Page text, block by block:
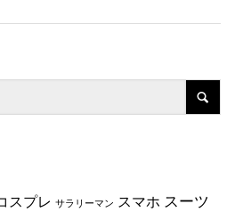
スプレ サラリーマン スマホ スーツ